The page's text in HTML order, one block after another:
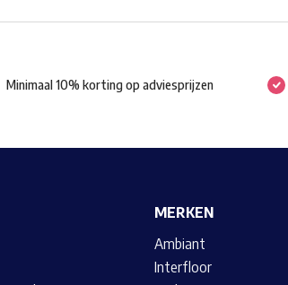
Minimaal 10% korting op adviesprijzen
MERKEN
Ambiant
Interfloor